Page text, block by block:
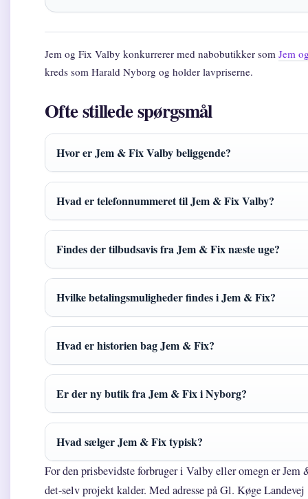
Jem og Fix Valby konkurrerer med nabobutikker som Jem
kreds som Harald Nyborg og holder lavpriserne.
Ofte stillede spørgsmål
Hvor er Jem & Fix Valby beliggende?
Hvad er telefonnummeret til Jem & Fix Valby?
Findes der tilbudsavis fra Jem & Fix næste uge?
Hvilke betalingsmuligheder findes i Jem & Fix?
Hvad er historien bag Jem & Fix?
Er der ny butik fra Jem & Fix i Nyborg?
Hvad sælger Jem & Fix typisk?
For den prisbevidste forbruger i Valby eller omegn er
det-selv projekt kalder. Med adresse på Gl. Køge Landevej